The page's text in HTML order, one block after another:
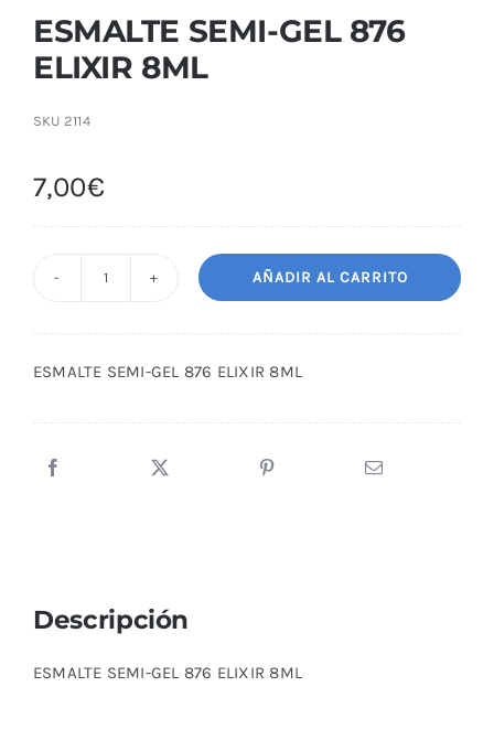
ESMALTE SEMI-GEL 876
ELIXIR 8ML
SKU 2114
7,00€
876
cantidad
AÑADIR AL CARRITO
ESMALTE SEMI-GEL 876 ELIXIR 8ML
Descripción
ESMALTE SEMI-GEL 876 ELIXIR 8ML